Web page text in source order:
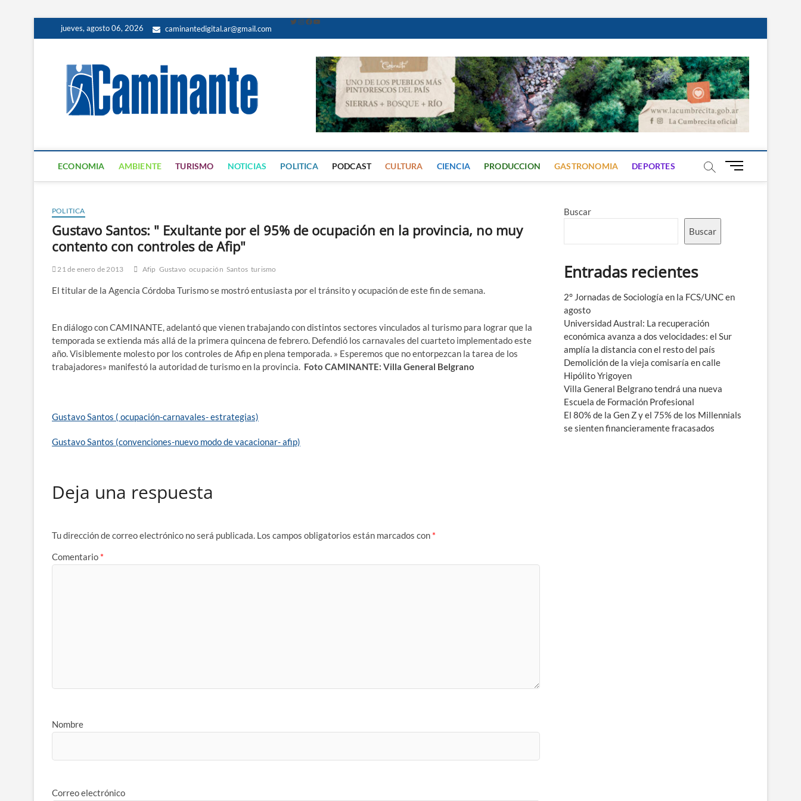
jueves, agosto 06, 2026 caminantedigital.ar@gmail.com
Caminante Digital
PERIÓDICO DIGITAL DEL VALLE DE CALAMUCHITA
ECONOMIA AMBIENTE TURISMO NOTICIAS POLITICA PODCAST CULTURA CIENCIA PRODUCCION GASTRONOMIA DEPORTES
B
ú
POLITICA
Gustavo Santos: " Exultante por el 95% de ocupación en la provincia, no muy
contento con controles de Afip"
21 de enero de 2013 Afip Gustavo ocupación Santos turismo
El titular de la Agencia Córdoba Turismo se mostró entusiasta por el tránsito y ocupación de este fin de semana.
En diálogo con CAMINANTE, adelantó que vienen trabajando con distintos sectores vinculados al turismo para lograr que la
temporada se extienda más allá de la primera quincena de febrero. Defendió los carnavales del cuarteto implementado este
año. Visiblemente molesto por los controles de Afip en plena temporada. » Esperemos que no entorpezcan la tarea de los
trabajadores» manifestó la autoridad de turismo en la provincia. Foto CAMINANTE: Villa General Belgrano
Gustavo Santos ( ocupación-carnavales- estrategias)
Gustavo Santos (convenciones-nuevo modo de vacacionar- afip)
Deja una respuesta
Tu dirección de correo electrónico no será publicada. Los campos obligatorios están marcados con *
Comentario *
Nombre
Correo electrónico
Buscar
Buscar
Entradas recientes
2° Jornadas de Sociología en la FCS/UNC en
agosto
Universidad Austral: La recuperación
económica avanza a dos velocidades: el Sur
amplía la distancia con el resto del país
Demolición de la vieja comisaría en calle
Hipólito Yrigoyen
Villa General Belgrano tendrá una nueva
Escuela de Formación Profesional
El 80% de la Gen Z y el 75% de los Millennials
se sienten financieramente fracasados